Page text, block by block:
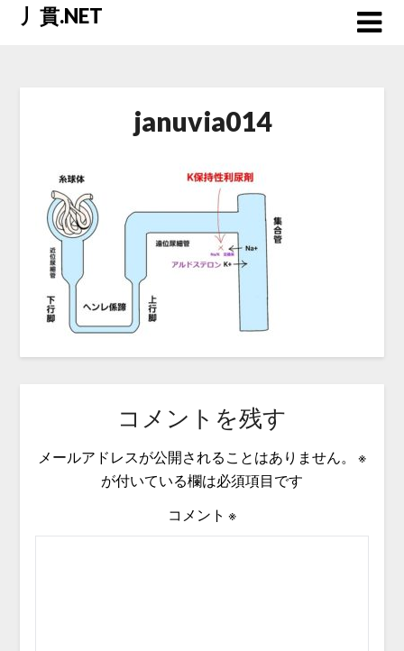
Skip丿貫.NET
januvia014
コメントを残す
メールアドレスが公開されることはありません。
※
が付いている欄は必須項目です
コメント ※